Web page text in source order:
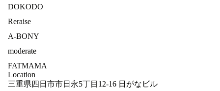
DOKODO
Reraise
A-BONY
moderate
FATMAMA
Location
三重県四日市市日永5丁目12-16 日がなビル